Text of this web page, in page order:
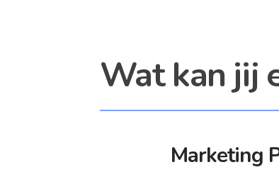
Wat kan jij
Marketing